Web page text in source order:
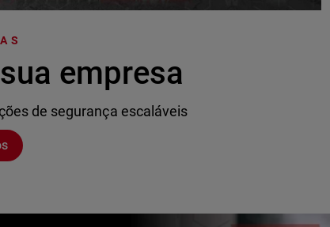
empresa
de segurança escaláveis